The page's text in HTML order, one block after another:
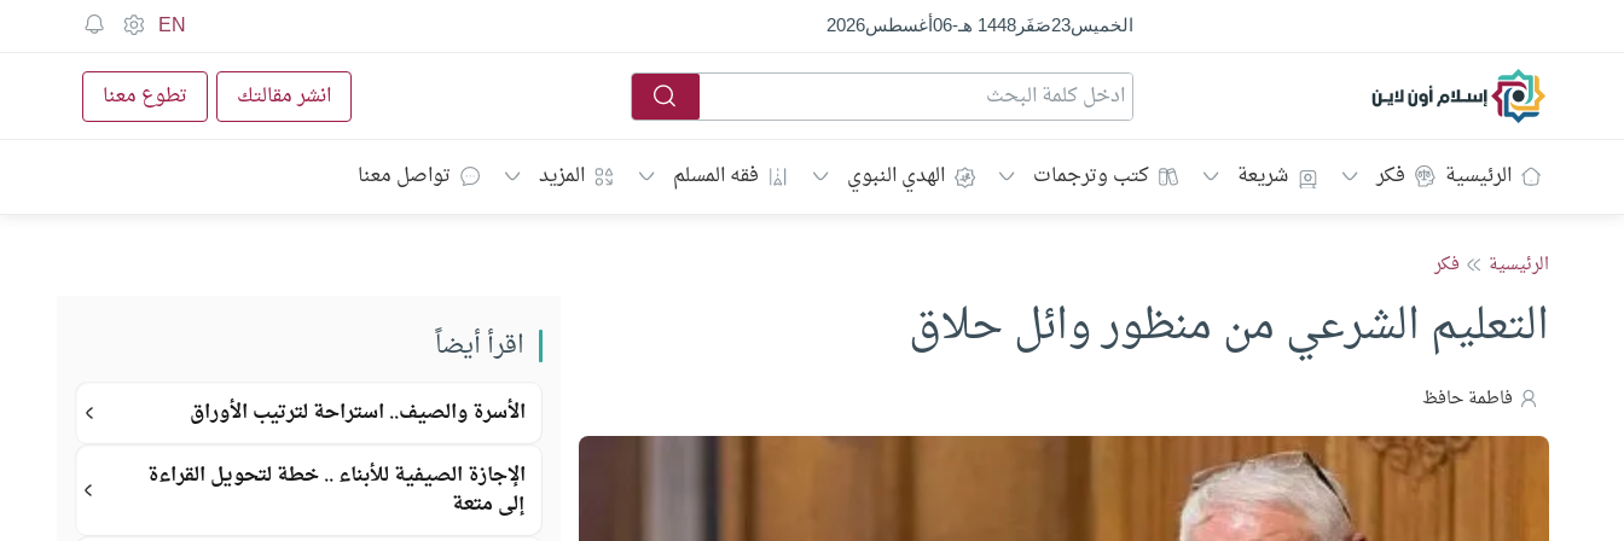
الخميس23صَفَر1448 هـ -
06أغسطس2026
EN
إسلام أون لاين انشر مقالتك تطوع معنا
الرئيسية فكر شريعة كتب وترجمات الهدي النبوي فقه المسلم المزيد تواصل معنا
الرئيسية فكر
التعليم الشرعي من منظور وائل حلاق
فاطمة حافظ
اقرأ أيضاً
الأسرة والصيف.. استراحة لترتيب الأوراق
الإجازة الصيفية للأبناء .. خطة لتحويل القراءة
إلى متعة